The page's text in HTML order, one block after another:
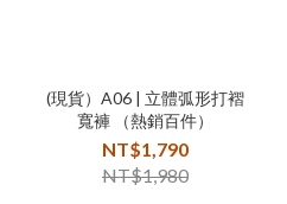
(現貨）A06 | 立體弧形打褶
寬褲 （熱銷百件）
NT$1,790
NT$1,980